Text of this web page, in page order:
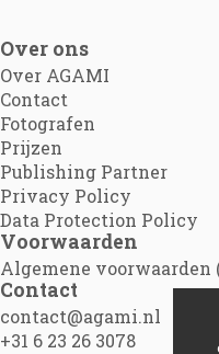
Over ons
Over AGAMI
Contact
Fotografen
Prijzen
Publishing Partner
Privacy Policy
Data Protection Policy
Voorwaarden
Algemene voorwaarden
Contact
contact@agami.nl
+31 6 23 26 3078